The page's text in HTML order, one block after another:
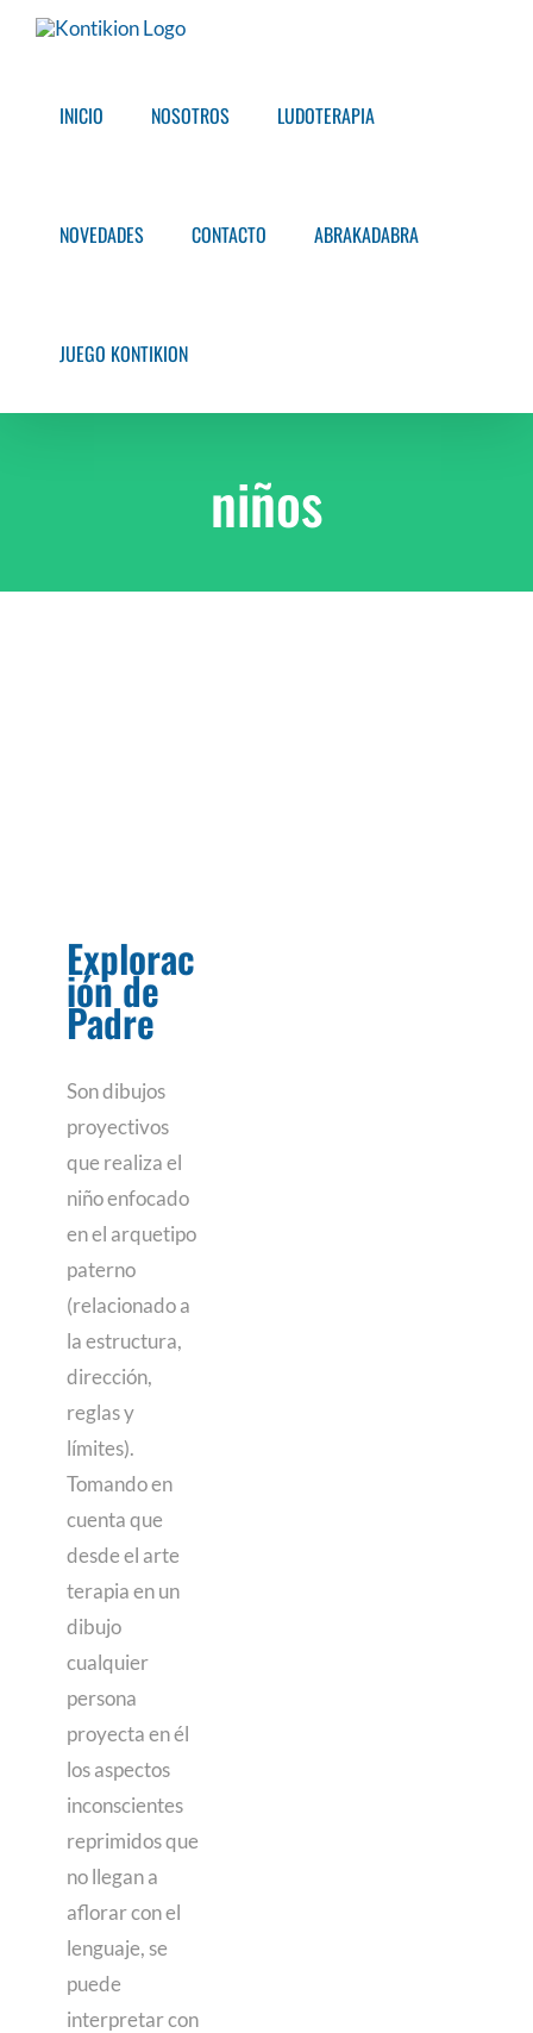
Saltar
INICIO NOSOTROS LUDOTERAPIA
NOVEDADES CONTACTO ABRAKADABRA
JUEGO KONTIKION
niños
Explorac
ión de
Padre
Son dibujos
proyectivos
que realiza el
niño enfocado
en el arquetipo
paterno
(relacionado a
la estructura,
dirección,
reglas y
límites).
Tomando en
cuenta que
desde el arte
terapia en un
dibujo
cualquier
persona
proyecta en él
los aspectos
inconscientes
reprimidos que
no llegan a
aflorar con el
lenguaje, se
puede
interpretar con